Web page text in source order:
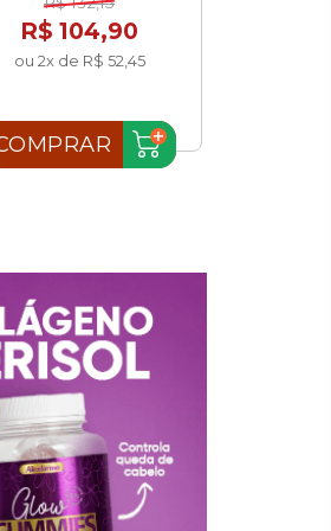
R$ 104,90
ou 2x de R$ 52,45